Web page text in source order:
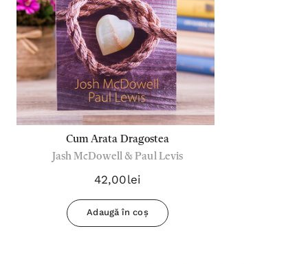
Cum Arata Dragostea
Jash McDowell & Paul Levis
42,00lei
Adaugă în coș